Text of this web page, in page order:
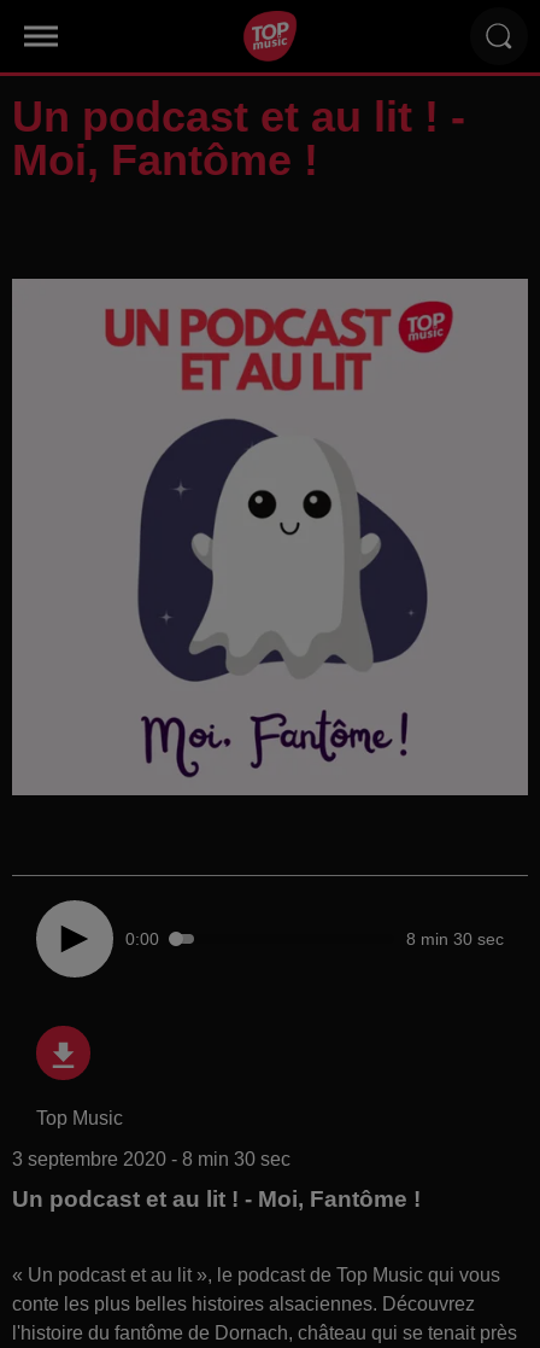
Un podcast et au lit ! -
Moi, Fantôme !
0:00 8 min 30 sec
Top Music
3 septembre 2020 - 8 min 30 sec
Un podcast et au lit ! - Moi, Fantôme !
« Un podcast et au lit », le podcast de Top Music qui vous
conte les plus belles histoires alsaciennes. Découvrez
l'histoire du fantôme de Dornach, château qui se tenait près